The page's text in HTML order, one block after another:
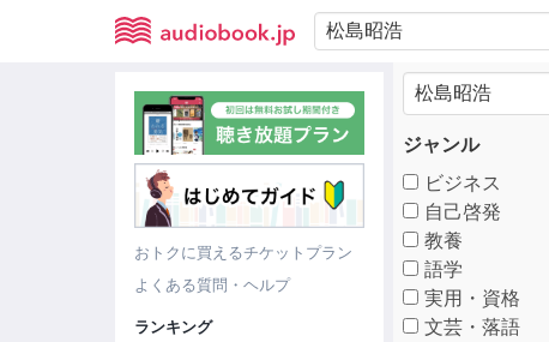
おトクに買えるチケットプラン
よくある質問・ヘルプ
ランキング
ジャンル
ビジネス
自己啓発
教養
語学
実用・資格
文芸・落語